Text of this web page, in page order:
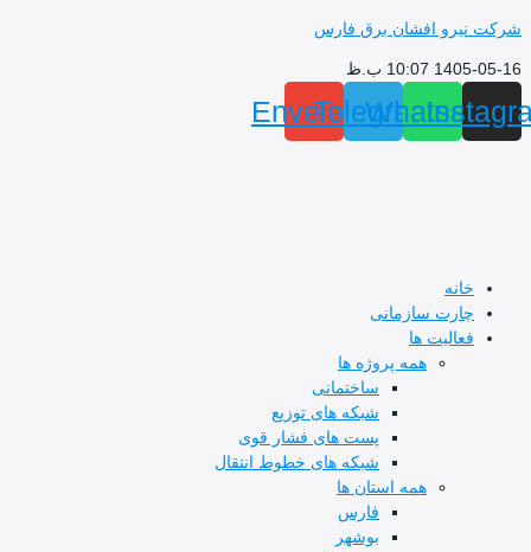
پرش
محتوا
شرکت نیرو افشان برق فارس
1405-05-16 10:07 ب.ظ
Whatsapp
Telegram
Envelope
خانه
چارت سازمانی
فعالیت ها
همه پروژه ها
ساختمانی
شبکه های توزیع
پست های فشار قوی
شبکه های خطوط انتقال
همه استان ها
فارس
بوشهر